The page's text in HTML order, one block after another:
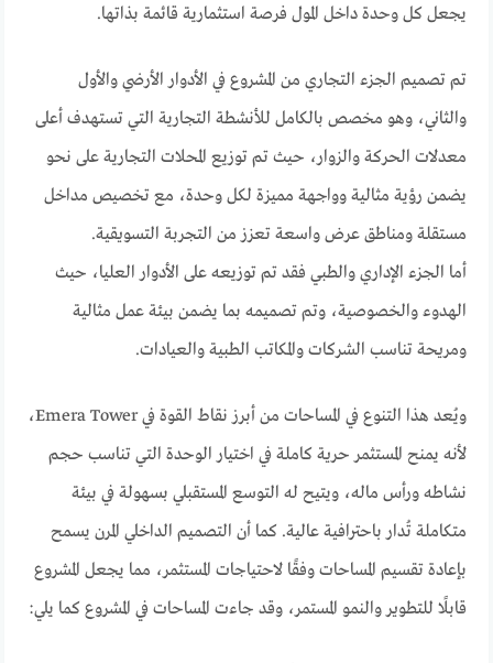
يجعل كل وحدة داخل المول فرصة استثمارية قائمة بذاتها.
تم تصميم الجزء التجاري من المشروع في الأدوار الأرضي والأول
والثاني، وهو مخصص بالكامل للأنشطة التجارية التي تستهدف أعلى
معدلات الحركة والزوار، حيث تم توزيع المحلات التجارية على نحو
يضمن رؤية مثالية وواجهة مميزة لكل وحدة، مع تخصيص مداخل
مستقلة ومناطق عرض واسعة تعزز من التجربة التسويقية.
أما الجزء الإداري والطبي فقد تم توزيعه على الأدوار العليا، حيث
الهدوء والخصوصية، وتم تصميمه بما يضمن بيئة عمل مثالية
ومريحة تناسب الشركات والمكاتب الطبية والعيادات.
ويُعد هذا التنوع في المساحات من أبرز نقاط القوة في Emera Tower،
لأنه يمنح المستثمر حرية كاملة في اختيار الوحدة التي تناسب حجم
نشاطه ورأس ماله، ويتيح له التوسع المستقبلي بسهولة في بيئة
متكاملة تُدار باحترافية عالية. كما أن التصميم الداخلي المرن يسمح
بإعادة تقسيم المساحات وفقًا لاحتياجات المستثمر، مما يجعل المشروع
قابلًا للتطوير والنمو المستمر، وقد جاءت المساحات في المشروع كما يلي: